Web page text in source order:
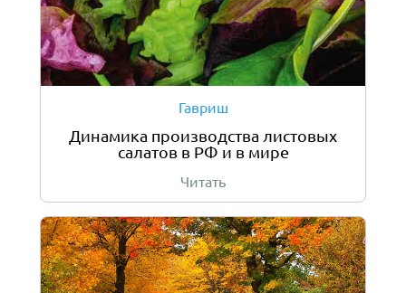
Гавриш
Динамика производства листовых
салатов в РФ и в мире
Читать